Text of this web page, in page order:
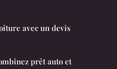
avec un devis
prêt auto et